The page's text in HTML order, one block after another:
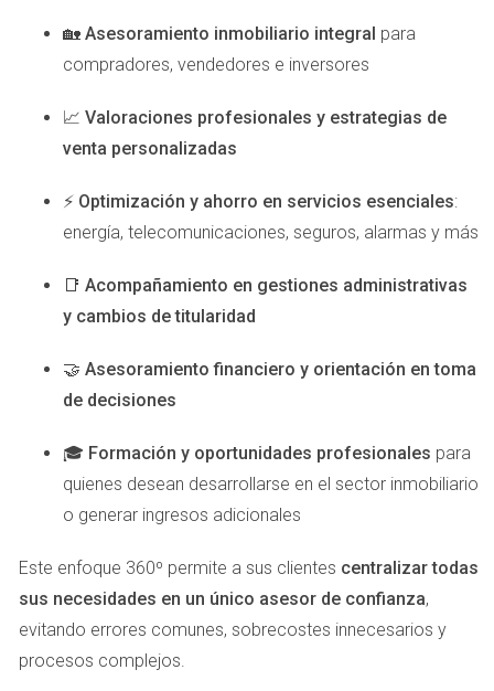
de luz natural. Los propietarios contrataron a un home
stager que transformó el lugar utilizando iluminación
vistas al mar. Como resultado, recibieron múltiples ofertas
y lograron cerrar la venta rápidamente.
FIJACIÓN DEL PRECIO
ADECUADO
Uno de los errores más comunes al vender una propiedad
puede alejar a los compradores, mientras que uno
demasiado bajo puede hacerte perder dinero.
Caso Práctico 3: La Propiedad en Telde
Consideremos el caso de una propiedad en Telde que
inicialmente se puso a la venta por encima del valor del
decidieron revisar su estrategia y consultaron con Victor
Quintana Santana. Juntos realizaron un análisis
comparativo del mercado y ajustaron el precio a uno más
competitivo. En cuestión de semanas, recibieron varias
🏡 Asesoramiento inmobiliario integral para
compradores, vendedores e inversores
📈 Valoraciones profesionales y estrategias de
venta personalizadas
⚡ Optimización y ahorro en servicios esenciales:
energía, telecomunicaciones, seguros, alarmas y más
📑 Acompañamiento en gestiones administrativas
y cambios de titularidad
🤝 Asesoramiento financiero y orientación en toma
de decisiones
🎓 Formación y oportunidades profesionales para
quienes desean desarrollarse en el sector inmobiliario
o generar ingresos adicionales
Este enfoque 360º permite a sus clientes centralizar todas
sus necesidades en un único asesor de confianza,
evitando errores comunes, sobrecostes innecesarios y
procesos complejos.